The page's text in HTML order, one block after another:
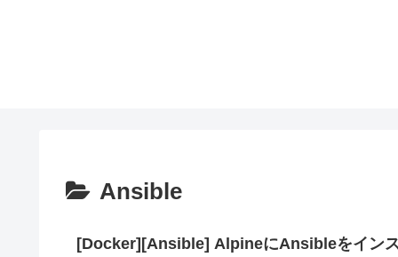
Ansible
[Docker][Ansible] AlpineにAnsibleをイン